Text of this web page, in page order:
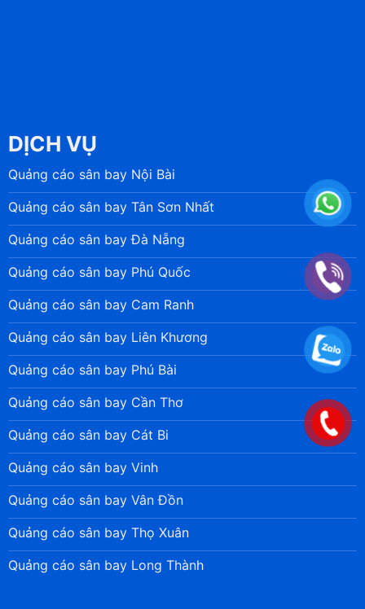
DỊCH VỤ
Quảng cáo sân bay Nội Bài
Quảng cáo sân bay Tân Sơn Nhất
Quảng cáo sân bay Đà Nẵng
Quảng cáo sân bay Phú Quốc
Quảng cáo sân bay Cam Ranh
Quảng cáo sân bay Liên Khương
Quảng cáo sân bay Phú Bài
Quảng cáo sân bay Cần Thơ
Quảng cáo sân bay Cát Bi
Quảng cáo sân bay Vinh
Quảng cáo sân bay Vân Đồn
Quảng cáo sân bay Thọ Xuân
Quảng cáo sân bay Long Thành